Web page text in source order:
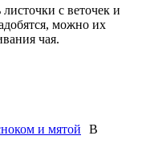
с веточек и
можно их
чая.
В